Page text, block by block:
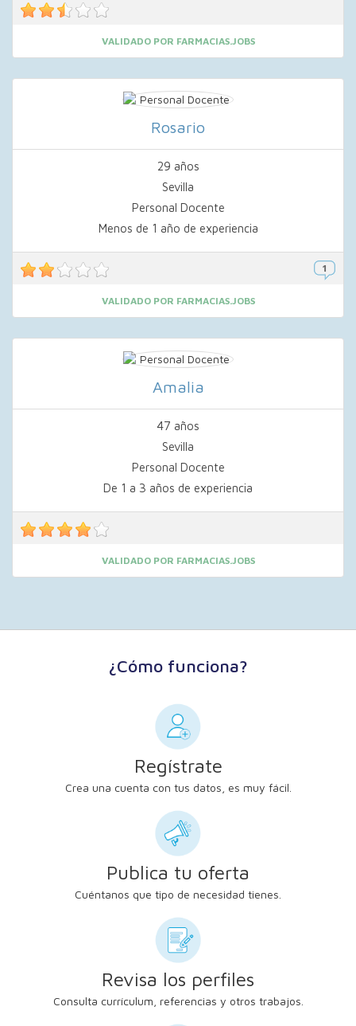
VALIDADO POR FARMACIAS.JOBS
Rosario
29 años
Sevilla
Personal Docente
Menos de 1 año de experiencia
VALIDADO POR FARMACIAS.JOBS
Amalia
47 años
Sevilla
Personal Docente
De 1 a 3 años de experiencia
VALIDADO POR FARMACIAS.JOBS
¿Cómo funciona?
Regístrate
Crea una cuenta con tus datos, es muy fácil.
Publica tu oferta
Cuéntanos que tipo de necesidad tienes.
Revisa los perfiles
Consulta currículum, referencias y otros trabajos.